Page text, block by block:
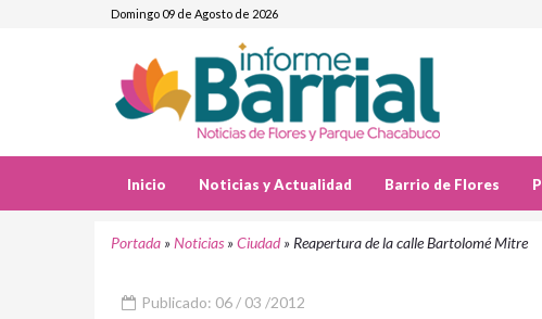
Domingo 09 de Agosto de 2026
Inicio Noticias y Actualidad Barrio de Flores
Portada »Noticias »Ciudad» Reapertura de la calle Bartolomé Mitre
Publicado: 06 / 03 /2012